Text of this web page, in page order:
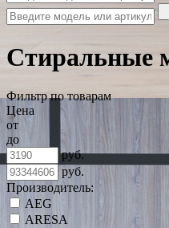
Стиральные
Фильтр по товарам
Цена
от
до
руб.
руб.
Производитель:
AEG
ARESA